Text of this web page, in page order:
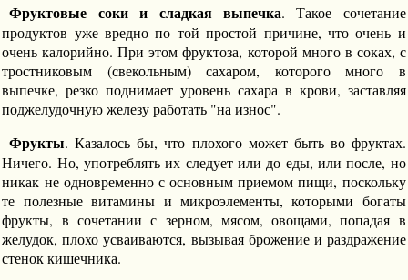
Фруктовые соки и сладкая выпечка. Такое сочетание
продуктов уже вредно по той простой причине, что очень и
очень калорийно. При этом фруктоза, которой много в соках, с
тростниковым (свекольным) сахаром, которого много в
выпечке, резко поднимает уровень сахара в крови, заставляя
поджелудочную железу работать "на износ".
Фрукты. Казалось бы, что плохого может быть во фруктах.
Ничего. Но, употреблять их следует или до еды, или после, но
никак не одновременно с основным приемом пищи, поскольку
те полезные витамины и микроэлементы, которыми богаты
фрукты, в сочетании с зерном, мясом, овощами, попадая в
желудок, плохо усваиваются, вызывая брожение и раздражение
стенок кишечника.